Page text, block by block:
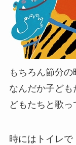
もちろん節分
なんだか子ど
どもたちと歌っ
時にはトイレ